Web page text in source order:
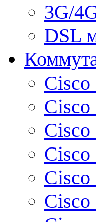
3G/
DSL
Cisco
Cisco
Cisco